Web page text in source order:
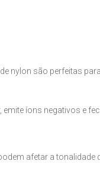
nylon são perfeitas
íons negativos e
afetar a tonalidade